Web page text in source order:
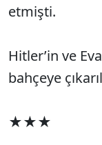
etmişti.
Hitler’in ve
bahçeye
★★★